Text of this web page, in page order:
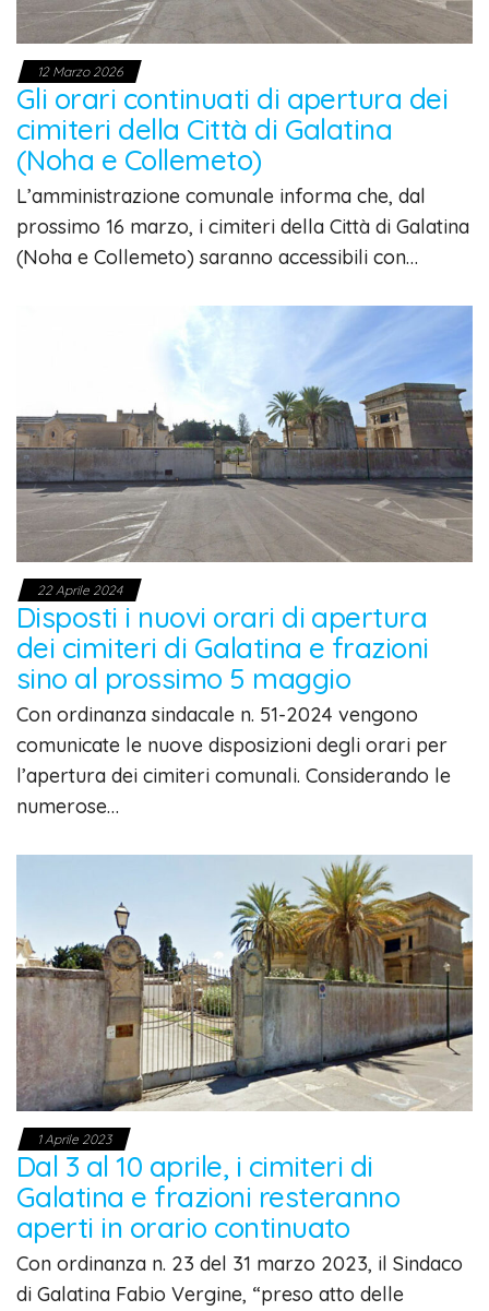
12 Marzo 2026
Gli orari continuati di apertura dei
cimiteri della Città di Galatina
(Noha e Collemeto)
L’amministrazione comunale informa che, dal
prossimo 16 marzo, i cimiteri della Città di Galatina
(Noha e Collemeto) saranno accessibili con…
22 Aprile 2024
Disposti i nuovi orari di apertura
dei cimiteri di Galatina e frazioni
sino al prossimo 5 maggio
Con ordinanza sindacale n. 51-2024 vengono
comunicate le nuove disposizioni degli orari per
l’apertura dei cimiteri comunali. Considerando le
numerose…
1 Aprile 2023
Dal 3 al 10 aprile, i cimiteri di
Galatina e frazioni resteranno
aperti in orario continuato
Con ordinanza n. 23 del 31 marzo 2023, il Sindaco
di Galatina Fabio Vergine, “preso atto delle